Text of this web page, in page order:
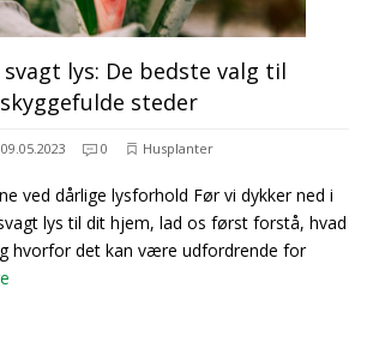
lys: De bedste valg til
skyggefulde steder
09.05.2023 0 Husplanter
ved dårlige lysforhold Før vi dykker ned i
lys til dit hjem, lad os først forstå, hvad
hvorfor det kan være udfordrende for